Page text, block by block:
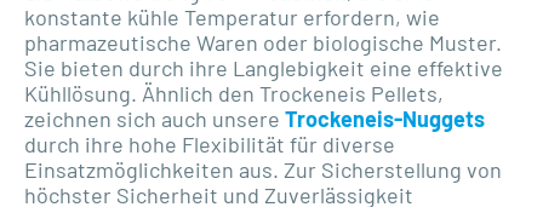
konstante kühle Temperatur erfordern, wie
pharmazeutische Waren oder biologische Muster.
Sie bieten durch ihre Langlebigkeit eine effektive
Kühllösung. Ähnlich den Trockeneis Pellets,
zeichnen sich auch unsere Trockeneis-Nuggets
durch ihre hohe Flexibilität für diverse
Einsatzmöglichkeiten aus. Zur Sicherstellung von
höchster Sicherheit und Zuverlässigkeit